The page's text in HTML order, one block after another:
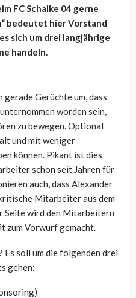
FC Schalke 04 gerne
bedeutet hier Vorstand
sich um drei langjährige
handeln.
gerade Gerüchte um, dass
worden sein,
zu bewegen. Optional
und mit weniger
können. Pikant ist dies
schon seit Jahren für
auch, dass Alexander
Mitarbeiter aus dem
Seite wird den Mitarbeitern
zum Vorwurf gemacht.
soll um die folgenden drei
gehen: